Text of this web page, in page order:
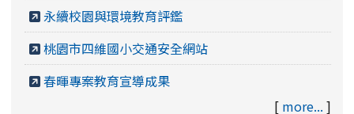
永續校園與環境教育評鑑
桃園市四維國小交通安全網站
春暉專案教育宣導成果
[ more... ]